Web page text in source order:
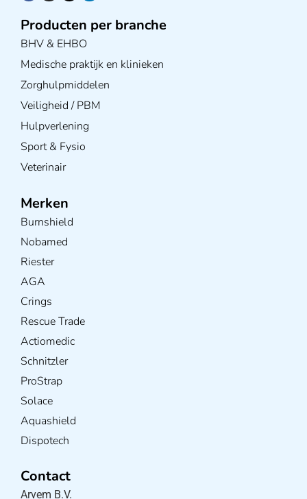
Producten per branche
BHV & EHBO
Medische praktijk en klinieken
Zorghulpmiddelen
Veiligheid / PBM
Hulpverlening
Sport & Fysio
Veterinair
Merken
Burnshield
Nobamed
Riester
AGA
Crings
Rescue Trade
Actiomedic
Schnitzler
ProStrap
Solace
Aquashield
Dispotech
Contact
Arvem B.V.